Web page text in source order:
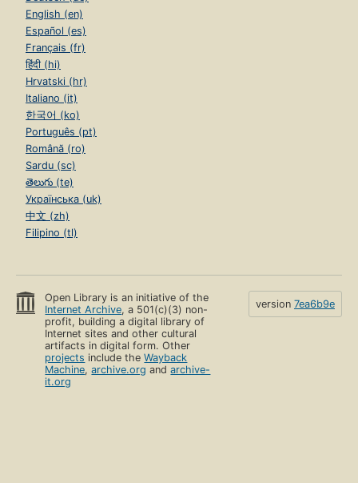
English (en)
Español (es)
Français (fr)
हिंदी (hi)
Hrvatski (hr)
Italiano (it)
한국어 (ko)
Português (pt)
Română (ro)
Sardu (sc)
తెలుగు (te)
Українська (uk)
中文 (zh)
Filipino (tl)
Open Library is an initiative of the
Internet Archive, a 501(c)(3) non-
profit, building a digital library of
Internet sites and other cultural
artifacts in digital form. Other
projects include theWayback
Machine,archive.org andarchive-
it.org
version 7ea6b9e